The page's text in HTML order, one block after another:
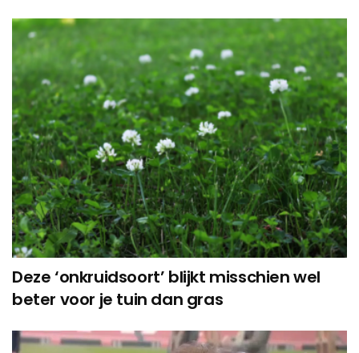
Deze ‘onkruidsoort’ blijkt misschien wel
beter voor je tuin dan gras